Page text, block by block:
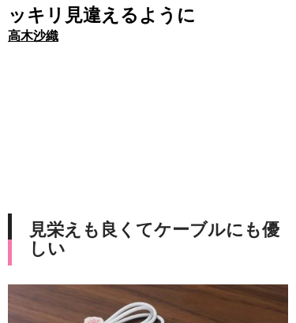
ッキリ見違えるように
高木沙織
見栄えも良くてケーブルにも優
しい